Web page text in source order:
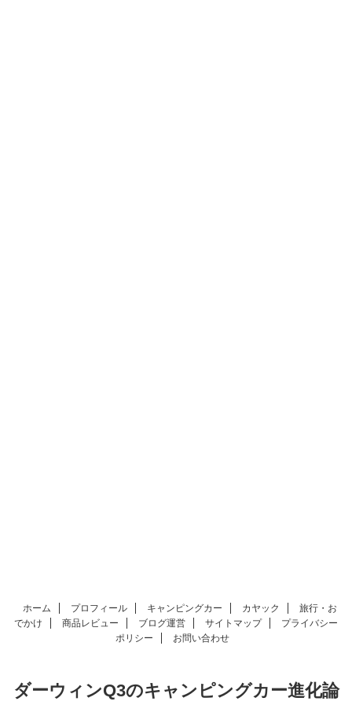
ホーム プロフィール キャンピングカー カヤック
旅行・お
でかけ
商品レビュー ブログ運営 サイトマップ
プライバシー
ポリシー
お問い合わせ
ダーウィンQ3のキャンピングカー進化論